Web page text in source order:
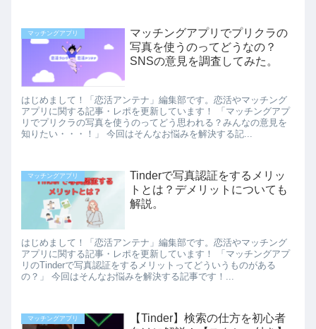
マッチングアプリ
マッチングアプリでプリクラの
写真を使うのってどうなの？
SNSの意見を調査してみた。
はじめまして！「恋活アンテナ」編集部です。恋活やマッチング
アプリに関する記事・レポを更新しています！ 「マッチングアプ
リでプリクラの写真を使うのってどう思われる？みんなの意見を
知りたい・・・！」 今回はそんなお悩みを解決する記...
マッチングアプリ
Tinderで写真認証をするメリッ
トとは？デメリットについても
解説。
はじめまして！「恋活アンテナ」編集部です。恋活やマッチング
アプリに関する記事・レポを更新しています！ 「マッチングアプ
リのTinderで写真認証をするメリットってどういうものがある
の？」 今回はそんなお悩みを解決する記事です！...
マッチングアプリ
【Tinder】検索の仕方を初心者